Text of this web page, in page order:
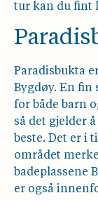
tur kan du fint
Paradisbukta
Bygdøy. En fin
for både barn
så det gjelder
beste. Det er i
området
badeplassene
er også